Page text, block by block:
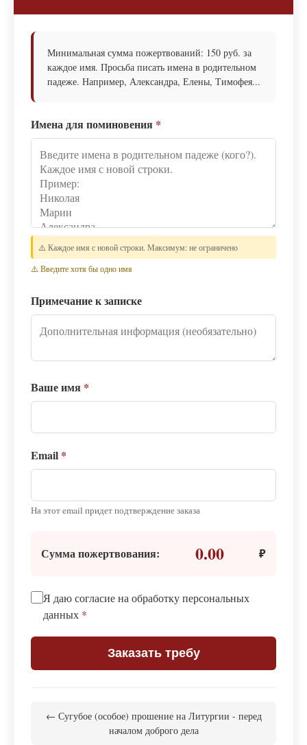
Минимальная сумма пожертвований: 150 руб. за
каждое имя. Просьба писать имена в родительном
падеже. Например, Александра, Елены, Тимофея...
Имена для поминовения *
⚠️ Каждое имя с новой строки. Максимум: не ограничено
⚠️ Введите хотя бы одно имя
Примечание к записке
Ваше имя *
Email *
На этот email придет подтверждение заказа
Сумма пожертвования: 0.00 ₽
Я даю согласие на обработку персональных
данных *
Заказать требу
← Сугубое (особое) прошение на Литургии - перед
началом доброго дела